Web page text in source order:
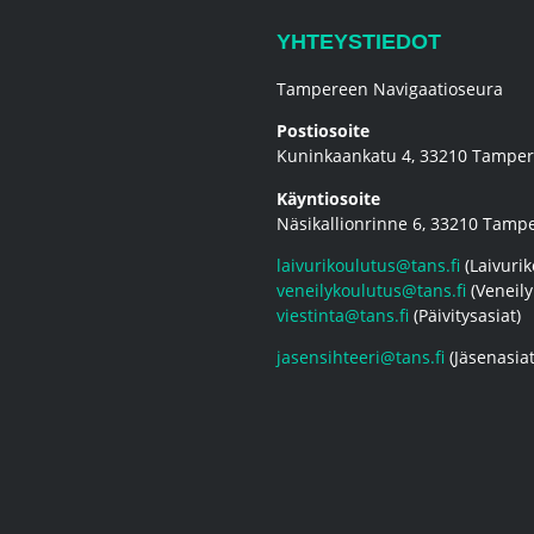
YHTEYSTIEDOT
Tampereen Navigaatioseura
Postiosoite
Kuninkaankatu 4, 33210
Käyntiosoite
Näsikallionrinne 6, 33210
laivurikoulutus@tans.fi
veneilykoulutus@tans.fi
viestinta@tans.fi (Päivitysasiat)
jasensihteeri@tans.fi